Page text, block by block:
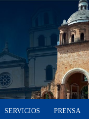
SERVICIOS PRENSA